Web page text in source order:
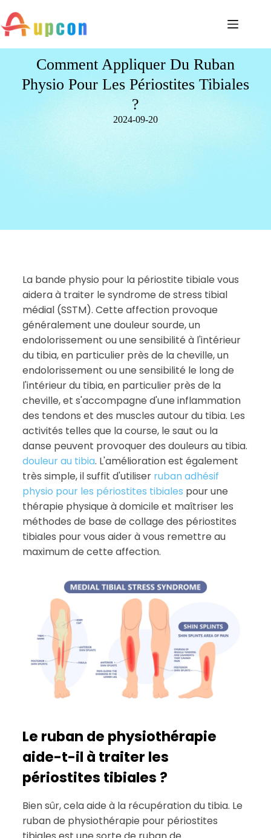
Comment Appliquer Du Ruban
Physio Pour Les Périostites Tibiales
?
2024-09-20
La bande physio pour la périostite tibiale vous
aidera à traiter le syndrome de stress tibial
médial (SSTM). Cette affection provoque
généralement une douleur sourde, un
endolorissement ou une sensibilité à l'intérieur
du tibia, en particulier près de la cheville, un
endolorissement ou une sensibilité le long de
l'intérieur du tibia, en particulier près de la
cheville, et s'accompagne d'une inflammation
des tendons et des muscles autour du tibia. Les
activités telles que la course, le saut ou la
danse peuvent provoquer des douleurs au tibia.
douleur au tibia. L'amélioration est également
très simple, il suffit d'utiliser ruban adhésif
physio pour les périostites tibiales pour une
thérapie physique à domicile et maîtriser les
méthodes de base de collage des périostites
tibiales pour vous aider à vous remettre au
maximum de cette affection.
Le ruban de physiothérapie
aide-t-il à traiter les
périostites tibiales ?
Bien sûr, cela aide à la récupération du tibia. Le
ruban de physiothérapie pour périostites